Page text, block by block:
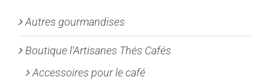
être
choisies
sur
la
Autres gourmandises
Boutique l'Artisanes Thés Cafés
Accessoires pour le café